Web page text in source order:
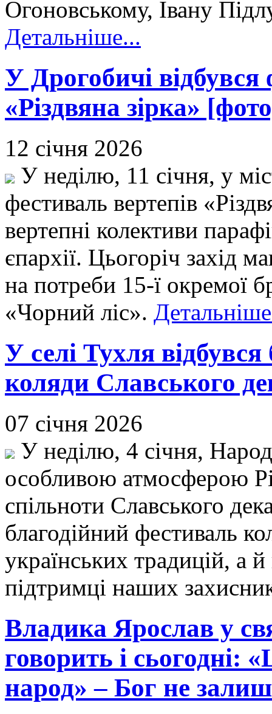
Огоновському, Івану
Детальніше...
У Дрогобичі відбувся
«Різдвяна зірка»
12 січня 2026
У неділю, 11 січня, у
фестиваль вертепів
вертепні колективи
єпархії. Цьогоріч захід
на потреби 15-ї окремої
«Чорний ліс».
У селі Тухля
коляди Славського
07 січня 2026
У неділю, 4 січня,
особливою атмосферою
спільноти Славського
благодійний фестиваль
українських традицій, а
підтримці наших
Владика Ярослав у
говорить і сьогодні:
народ» – Бог не